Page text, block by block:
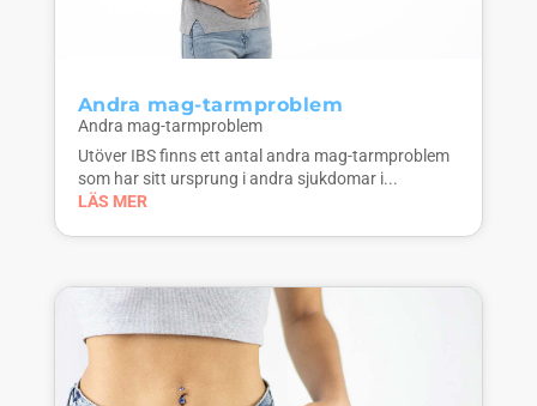
Andra mag-tarmproblem
Andra mag-tarmproblem
Utöver IBS finns ett antal andra mag-tarmproblem
som har sitt ursprung i andra sjukdomar i...
LÄS MER